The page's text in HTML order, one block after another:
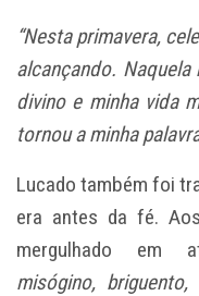
“Nesta primavera,
alcançando.
divino e minha vida
tornou a minha
Lucado também foi
era antes da fé.
mergulhado em
misógino,